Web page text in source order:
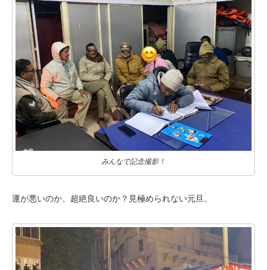
みんなで記念撮影！
運が悪いのか、超絶良いのか？見極められない元旦。